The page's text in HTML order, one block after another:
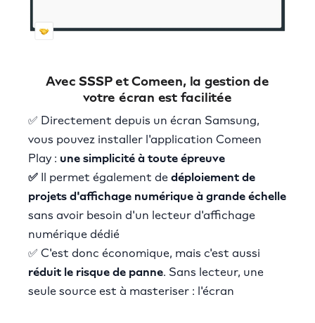
Avec SSSP et Comeen, la gestion de
votre écran est facilitée
✅ Directement depuis un écran Samsung,
vous pouvez installer l'application Comeen
Play : une simplicité à toute épreuve
✅
Il permet également de déploiement de
projets d'affichage numérique à grande échelle
sans avoir besoin d'un lecteur d'affichage
numérique dédié
✅ C'est donc économique, mais c'est aussi
réduit le risque de panne. Sans lecteur, une
seule source est à masteriser : l'écran